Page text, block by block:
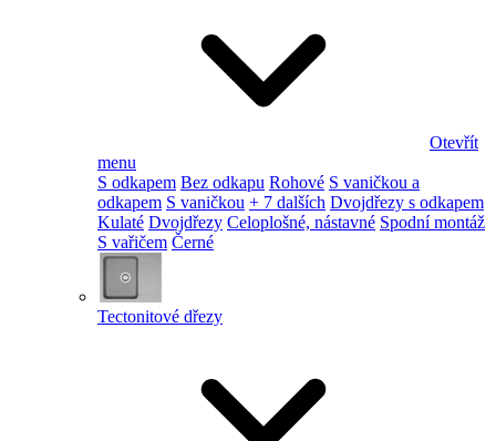
Otevřít
menu
S odkapem Bez odkapu Rohové S vaničkou a
odkapem S vaničkou + 7 dalších Dvojdřezy s odkapem
Kulaté Dvojdřezy Celoplošné, nástavné Spodní montáž
S vařičem Černé
Tectonitové dřezy